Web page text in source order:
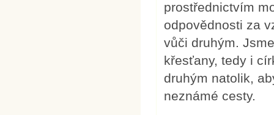
prostřednictvím
odpovědnosti za
vůči druhým.
křesťany, tedy i
druhým natolik,
neznámé cesty.